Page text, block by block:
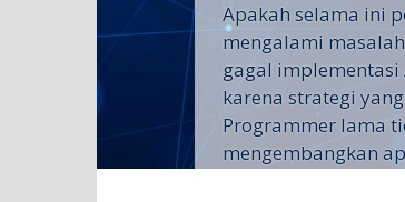
Apakah selama ini
mengalami
gagal
karena strategi
Programmer lama
mengembangkan